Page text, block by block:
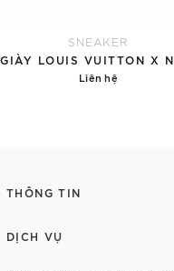
SNEAKER
Liên hệ
THÔNG TIN
DỊCH VỤ